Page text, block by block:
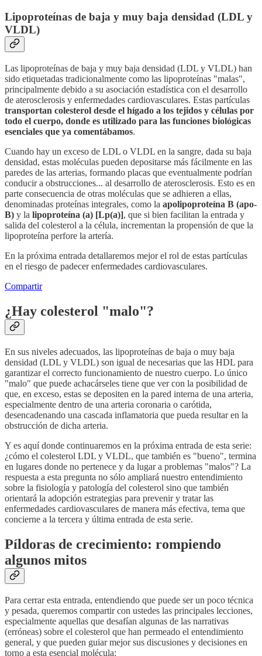
Lipoproteínas de baja y muy baja densidad (LDL y
VLDL)
Las lipoproteínas de baja y muy baja densidad (LDL y VLDL) han
sido etiquetadas tradicionalmente como las lipoproteínas "malas",
principalmente debido a su asociación estadística con el desarrollo
de aterosclerosis y enfermedades cardiovasculares. Estas partículas
transportan colesterol desde el hígado a los tejidos y células por
todo el cuerpo, donde es utilizado para las funciones biológicas
esenciales que ya comentábamos.
Cuando hay un exceso de LDL o VLDL en la sangre, dada su baja
densidad, estas moléculas pueden depositarse más fácilmente en las
paredes de las arterias, formando placas que eventualmente podrían
conducir a obstrucciones... al desarrollo de aterosclerosis. Esto es en
parte consecuencia de otras moléculas que se adhieren a ellas,
denominadas proteínas integrales, como la apolipoproteína B (apo-
B) y la lipoproteína (a) [Lp(a)], que si bien facilitan la entrada y
salida del colesterol a la célula, incrementan la propensión de que la
lipoproteína perfore la artería.
En la próxima entrada detallaremos mejor el rol de estas partículas
en el riesgo de padecer enfermedades cardiovasculares.
Compartir
¿Hay colesterol "malo"?
En sus niveles adecuados, las lipoproteínas de baja o muy baja
densidad (LDL y VLDL) son igual de necesarias que las HDL para
garantizar el correcto funcionamiento de nuestro cuerpo. Lo único
"malo" que puede achacárseles tiene que ver con la posibilidad de
que, en exceso, estas se depositen en la pared interna de una arteria,
especialmente dentro de una arteria coronaria o carótida,
desencadenando una cascada inflamatoria que pueda resultar en la
obstrucción de dicha arteria.
Y es aquí donde continuaremos en la próxima entrada de esta serie:
¿cómo el colesterol LDL y VLDL, que también es "bueno", termina
en lugares donde no pertenece y da lugar a problemas "malos"? La
respuesta a esta pregunta no sólo ampliará nuestro entendimiento
sobre la fisiología y patología del colesterol sino que también
orientará la adopción estrategias para prevenir y tratar las
enfermedades cardiovasculares de manera más efectiva, tema que
concierne a la tercera y última entrada de esta serie.
Píldoras de crecimiento: rompiendo
algunos mitos
Para cerrar esta entrada, entendiendo que puede ser un poco técnica
y pesada, queremos compartir con ustedes las principales lecciones,
especialmente aquellas que desafían algunas de las narrativas
(erróneas) sobre el colesterol que han permeado el entendimiento
general, y que pueden guiar mejor sus discusiones y decisiones en
torno a esta esencial molécula: